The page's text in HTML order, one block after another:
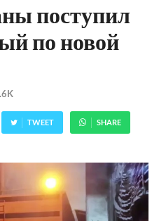
поступил
по новой
TWEET SHARE